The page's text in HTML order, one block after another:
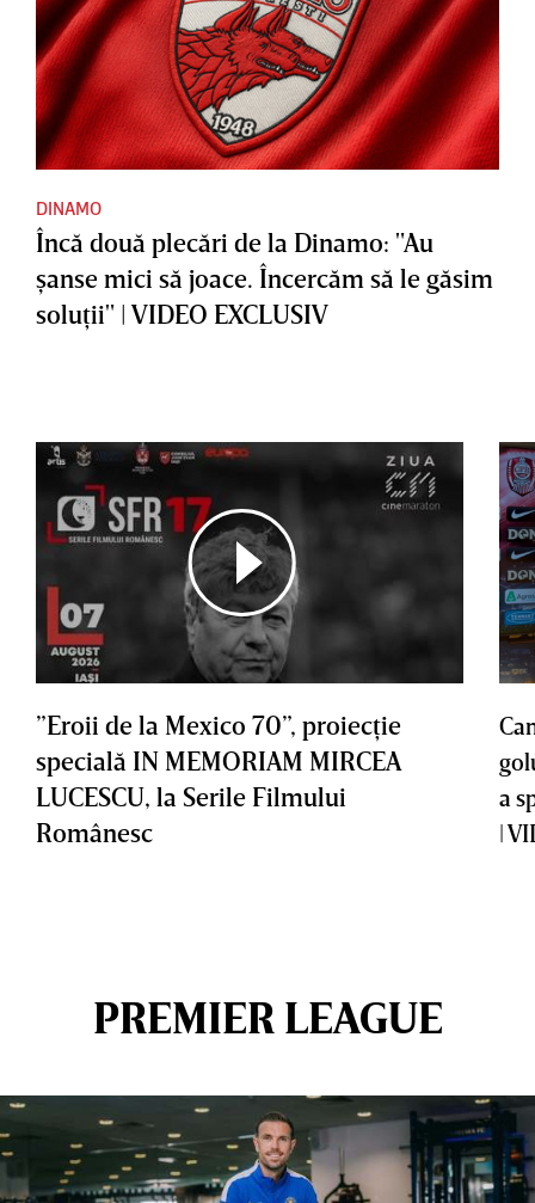
DINAMO
Încă două plecări de la Dinamo: "Au
şanse mici să joace. Încercăm să le găsim
soluţii" | VIDEO EXCLUSIV
”Eroii de la Mexico 70”, proiecţie
specială IN MEMORIAM MIRCEA
LUCESCU, la Serile Filmului
Românesc
a
|
PREMIER LEAGUE